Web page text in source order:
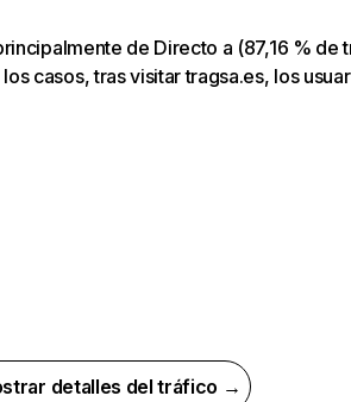
de Directo a (87,16 % de
casos, tras visitar tragsa.es, los
detalles del tráfico →